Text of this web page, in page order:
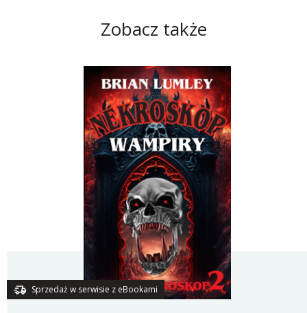
Zobacz także
Sprzedaż w serwisie z eBookami